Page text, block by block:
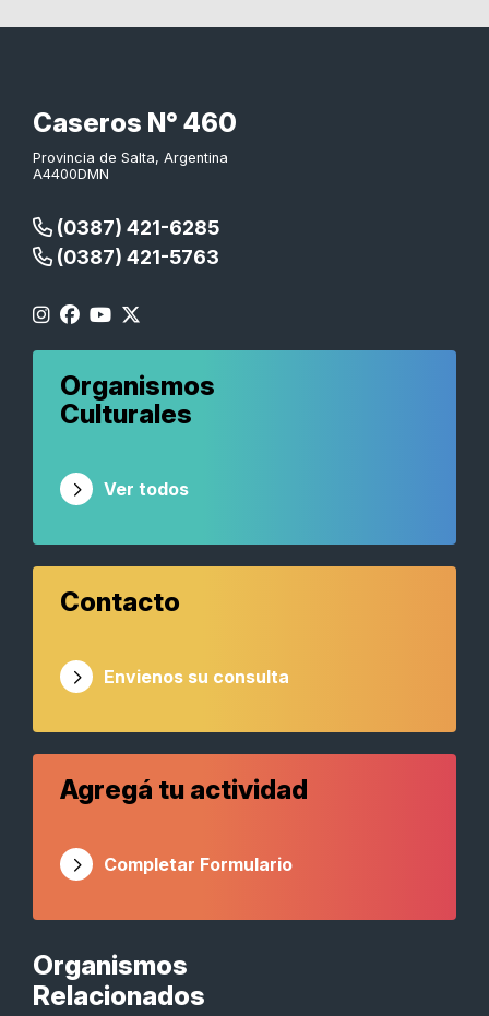
Caseros N° 460
Provincia de Salta, Argentina
A4400DMN
(0387) 421-6285
(0387) 421-5763
Organismos
Relacionados
Organismos
Culturales
Ver todos
Contacto
Envienos su consulta
Agregá tu actividad
Completar Formulario